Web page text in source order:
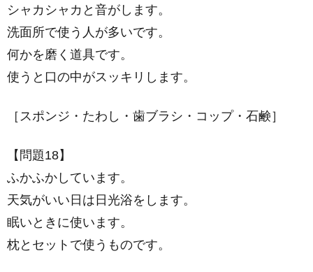
シャカシャカと音がします。
洗面所で使う人が多いです。
何かを磨く道具です。
使うと口の中がスッキリします。
［スポンジ・たわし・歯ブラシ・コップ・石鹸］
【問題18】
ふかふかしています。
天気がいい日は日光浴をします。
眠いときに使います。
枕とセットで使うものです。